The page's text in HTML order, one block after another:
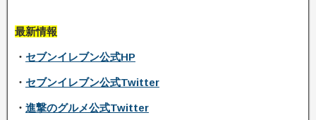
最新情報
・ セブンイレブン公式HP
・ セブンイレブン公式Twitter
・ 進撃のグルメ公式Twitter